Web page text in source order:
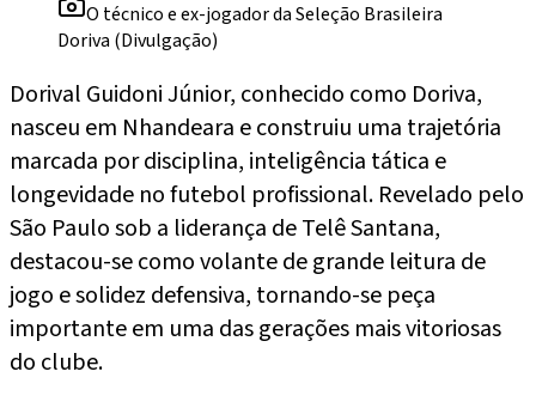
O técnico e ex-jogador da Seleção Brasileira
Doriva (Divulgação)
Dorival Guidoni Júnior, conhecido como Doriva,
nasceu em Nhandeara e construiu uma trajetória
marcada por disciplina, inteligência tática e
longevidade no futebol profissional. Revelado pelo
São Paulo sob a liderança de Telê Santana,
destacou-se como volante de grande leitura de
jogo e solidez defensiva, tornando-se peça
importante em uma das gerações mais vitoriosas
do clube.